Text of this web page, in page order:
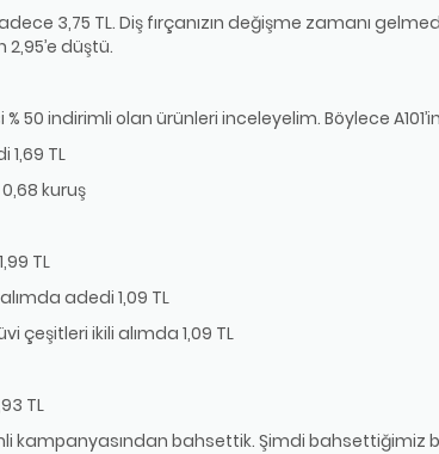
3,75 TL. Diş fırçanızın değişme zamanı
2,95’e düştü.
% 50 indirimli olan ürünleri inceleyelim. Böylece
TL
kuruş
TL
adedi 1,09 TL
çeşitleri ikili alımda 1,09 TL
TL
kampanyasından bahsettik. Şimdi